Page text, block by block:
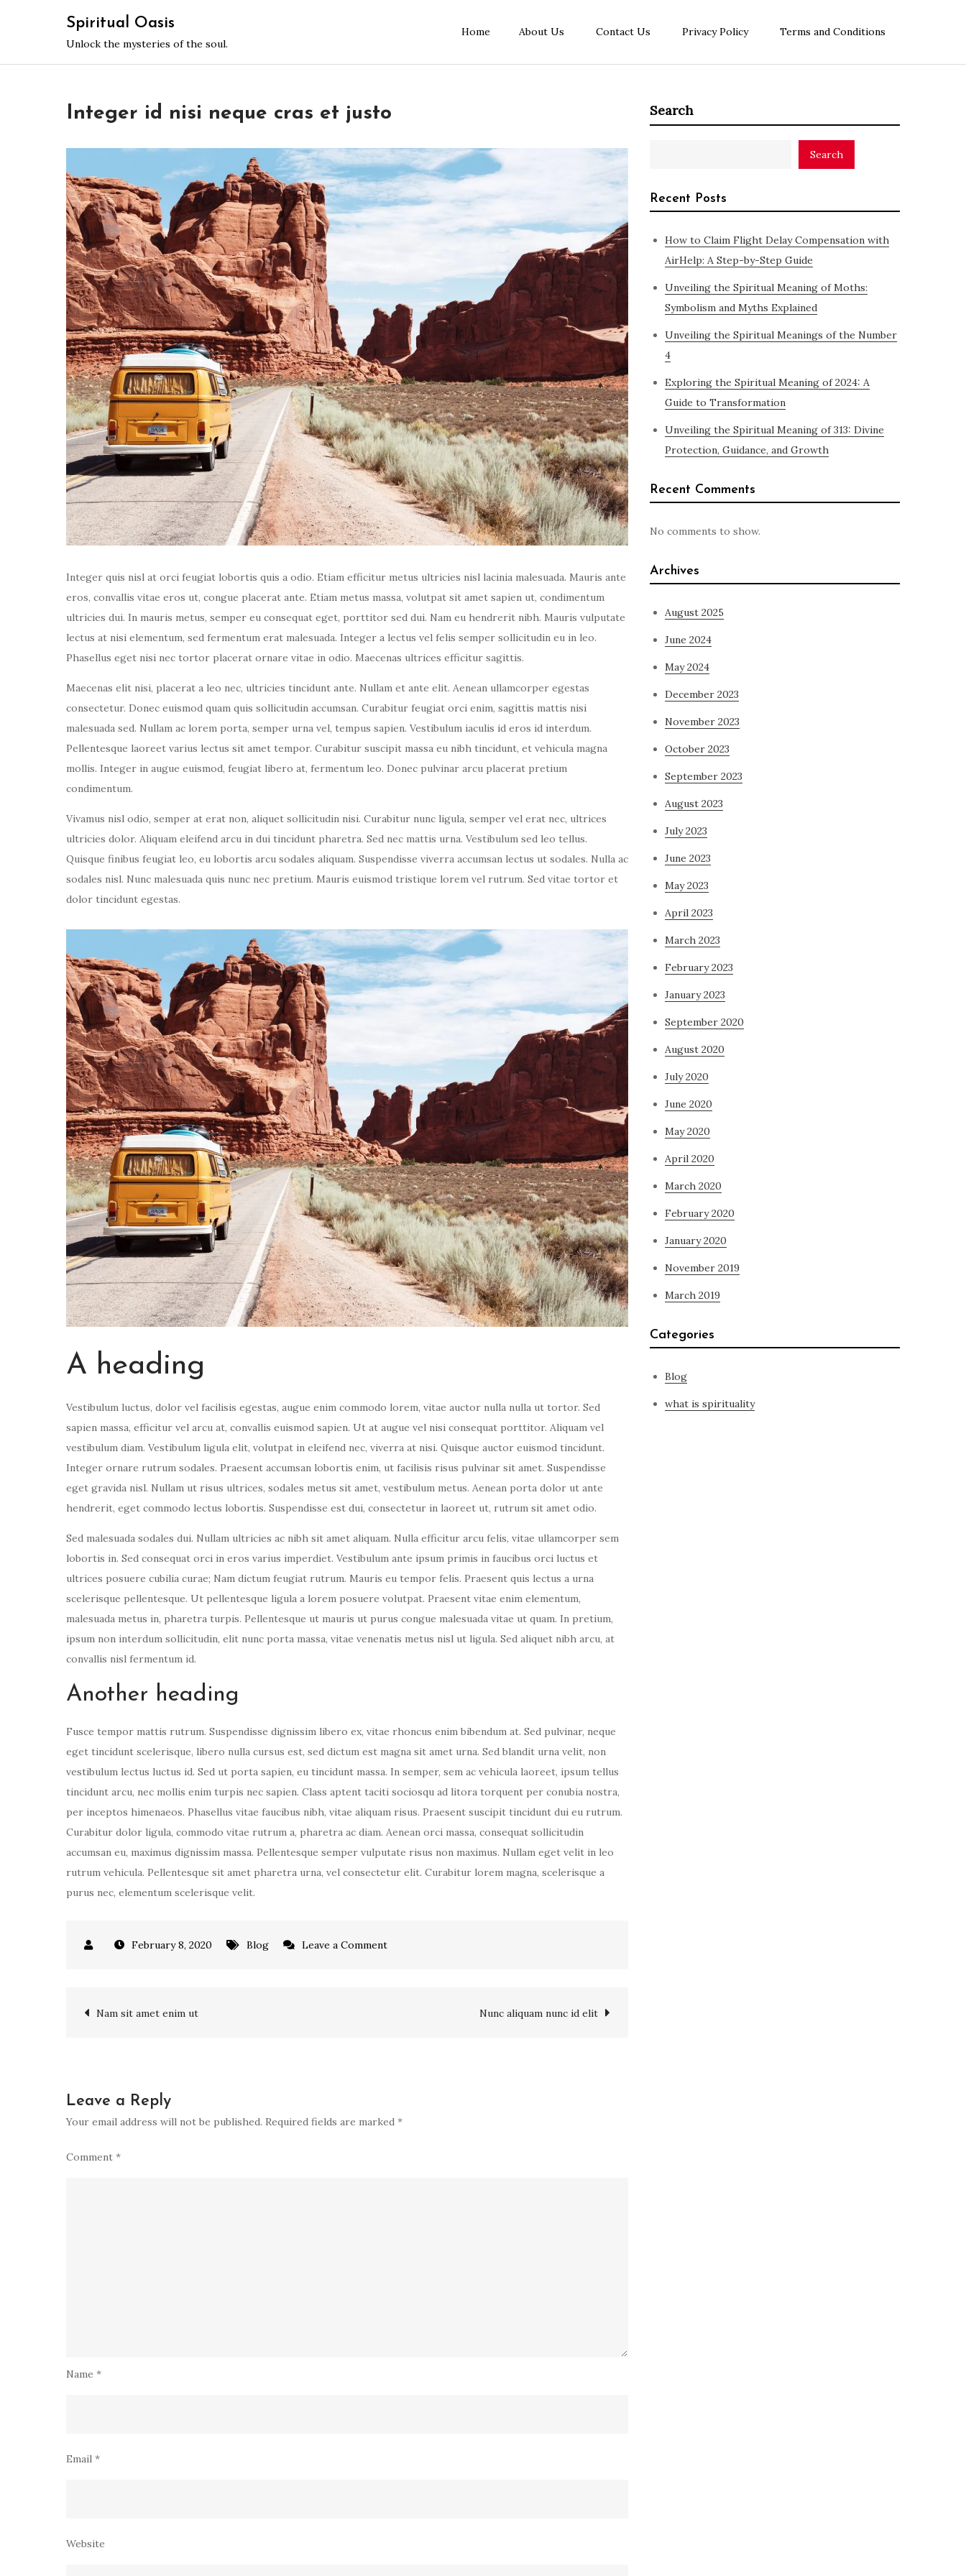
Spiritual Oasis
Unlock the mysteries of the soul.
Home About Us Contact Us Privacy Policy Terms and Conditions
Integer id nisi neque cras et justo
Integer quis nisl at orci feugiat lobortis quis a odio. Etiam efficitur metus ultricies nisl lacinia malesuada. Mauris ante
eros, convallis vitae eros ut, congue placerat ante. Etiam metus massa, volutpat sit amet sapien ut, condimentum
ultricies dui. In mauris metus, semper eu consequat eget, porttitor sed dui. Nam eu hendrerit nibh. Mauris vulputate
lectus at nisi elementum, sed fermentum erat malesuada. Integer a lectus vel felis semper sollicitudin eu in leo.
Phasellus eget nisi nec tortor placerat ornare vitae in odio. Maecenas ultrices efficitur sagittis.
Maecenas elit nisi, placerat a leo nec, ultricies tincidunt ante. Nullam et ante elit. Aenean ullamcorper egestas
consectetur. Donec euismod quam quis sollicitudin accumsan. Curabitur feugiat orci enim, sagittis mattis nisi
malesuada sed. Nullam ac lorem porta, semper urna vel, tempus sapien. Vestibulum iaculis id eros id interdum.
Pellentesque laoreet varius lectus sit amet tempor. Curabitur suscipit massa eu nibh tincidunt, et vehicula magna
mollis. Integer in augue euismod, feugiat libero at, fermentum leo. Donec pulvinar arcu placerat pretium
condimentum.
Vivamus nisl odio, semper at erat non, aliquet sollicitudin nisi. Curabitur nunc ligula, semper vel erat nec, ultrices
ultricies dolor. Aliquam eleifend arcu in dui tincidunt pharetra. Sed nec mattis urna. Vestibulum sed leo tellus.
Quisque finibus feugiat leo, eu lobortis arcu sodales aliquam. Suspendisse viverra accumsan lectus ut sodales. Nulla ac
sodales nisl. Nunc malesuada quis nunc nec pretium. Mauris euismod tristique lorem vel rutrum. Sed vitae tortor et
dolor tincidunt egestas.
A heading
Vestibulum luctus, dolor vel facilisis egestas, augue enim commodo lorem, vitae auctor nulla nulla ut tortor. Sed
sapien massa, efficitur vel arcu at, convallis euismod sapien. Ut at augue vel nisi consequat porttitor. Aliquam vel
vestibulum diam. Vestibulum ligula elit, volutpat in eleifend nec, viverra at nisi. Quisque auctor euismod tincidunt.
Integer ornare rutrum sodales. Praesent accumsan lobortis enim, ut facilisis risus pulvinar sit amet. Suspendisse
eget gravida nisl. Nullam ut risus ultrices, sodales metus sit amet, vestibulum metus. Aenean porta dolor ut ante
hendrerit, eget commodo lectus lobortis. Suspendisse est dui, consectetur in laoreet ut, rutrum sit amet odio.
Sed malesuada sodales dui. Nullam ultricies ac nibh sit amet aliquam. Nulla efficitur arcu felis, vitae ullamcorper sem
lobortis in. Sed consequat orci in eros varius imperdiet. Vestibulum ante ipsum primis in faucibus orci luctus et
ultrices posuere cubilia curae; Nam dictum feugiat rutrum. Mauris eu tempor felis. Praesent quis lectus a urna
scelerisque pellentesque. Ut pellentesque ligula a lorem posuere volutpat. Praesent vitae enim elementum,
malesuada metus in, pharetra turpis. Pellentesque ut mauris ut purus congue malesuada vitae ut quam. In pretium,
ipsum non interdum sollicitudin, elit nunc porta massa, vitae venenatis metus nisl ut ligula. Sed aliquet nibh arcu, at
convallis nisl fermentum id.
Another heading
Fusce tempor mattis rutrum. Suspendisse dignissim libero ex, vitae rhoncus enim bibendum at. Sed pulvinar, neque
eget tincidunt scelerisque, libero nulla cursus est, sed dictum est magna sit amet urna. Sed blandit urna velit, non
vestibulum lectus luctus id. Sed ut porta sapien, eu tincidunt massa. In semper, sem ac vehicula laoreet, ipsum tellus
tincidunt arcu, nec mollis enim turpis nec sapien. Class aptent taciti sociosqu ad litora torquent per conubia nostra,
per inceptos himenaeos. Phasellus vitae faucibus nibh, vitae aliquam risus. Praesent suscipit tincidunt dui eu rutrum.
Curabitur dolor ligula, commodo vitae rutrum a, pharetra ac diam. Aenean orci massa, consequat sollicitudin
accumsan eu, maximus dignissim massa. Pellentesque semper vulputate risus non maximus. Nullam eget velit in leo
rutrum vehicula. Pellentesque sit amet pharetra urna, vel consectetur elit. Curabitur lorem magna, scelerisque a
purus nec, elementum scelerisque velit.
February 8, 2020 Blog Leave a Commenton
Post
Nam sit amet enim ut Nunc aliquam nunc id elit
Leave a Reply
Your email address will not be published. Required fields are marked *
Comment *
Name *
Email *
Website
Search
Search
Recent Posts
How to Claim Flight Delay Compensation with
AirHelp: A Step-by-Step Guide
Unveiling the Spiritual Meaning of Moths:
Symbolism and Myths Explained
Unveiling the Spiritual Meanings of the Number
4
Exploring the Spiritual Meaning of 2024: A
Guide to Transformation
Unveiling the Spiritual Meaning of 313: Divine
Protection, Guidance, and Growth
Recent Comments
No comments to show.
Archives
August 2025
June 2024
May 2024
December 2023
November 2023
October 2023
September 2023
August 2023
July 2023
June 2023
May 2023
April 2023
March 2023
February 2023
January 2023
September 2020
August 2020
July 2020
June 2020
May 2020
April 2020
March 2020
February 2020
January 2020
November 2019
March 2019
Categories
Blog
what is spirituality